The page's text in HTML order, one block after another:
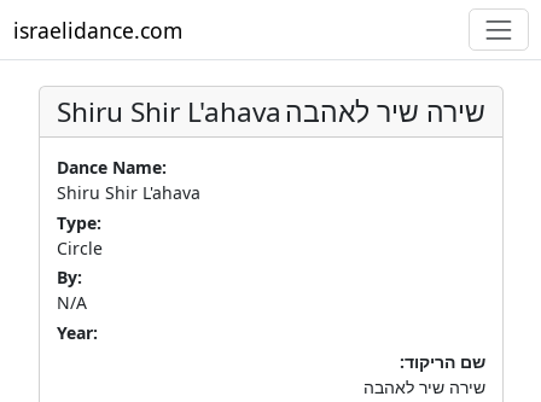
israelidance.com
Shiru Shir L'ahavaשירה שיר לאהבה
Dance Name:
Shiru Shir L'ahava
Type:
Circle
By:
N/A
Year:
שם הריקוד:
שירה שיר לאהבה